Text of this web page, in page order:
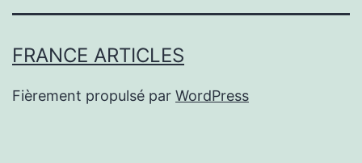
FRANCE ARTICLES
Fièrement propulsé par WordPress